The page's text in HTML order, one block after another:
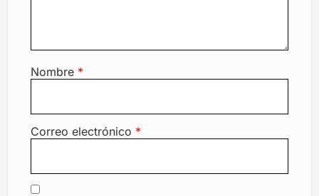
Nombre *
Correo electrónico *